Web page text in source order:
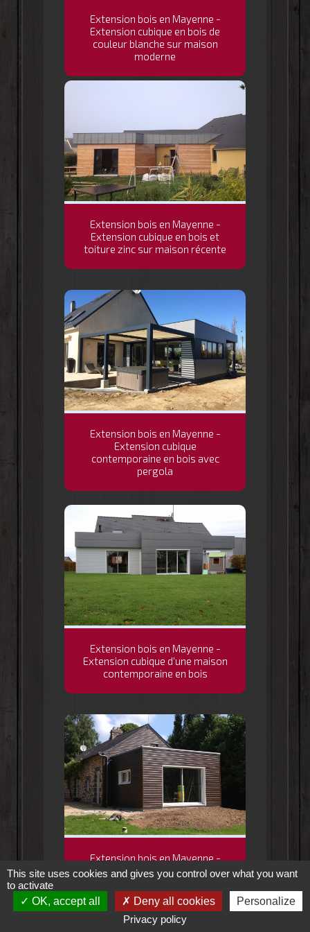
Extension bois en Mayenne -
Extension cubique en bois de
couleur blanche sur maison
moderne
Extension bois en Mayenne -
Extension cubique en bois et
toiture zinc sur maison récente
Extension bois en Mayenne -
Extension cubique
contemporaine en bois avec
pergola
Extension bois en Mayenne -
Extension cubique d'une maison
contemporaine en bois
Extension bois en Mayenne -
cubique en bois et isolation
façade sur maison en pierre en
Mayenne (53)
This site uses cookies and gives you control over what you want
to activate
OK, accept all
Deny all cookies
Personalize
Privacy policy